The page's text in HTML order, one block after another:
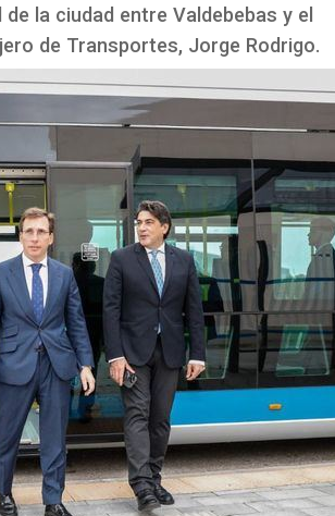
la ciudad entre Valdebebas y el
de Transportes, Jorge Rodrigo.